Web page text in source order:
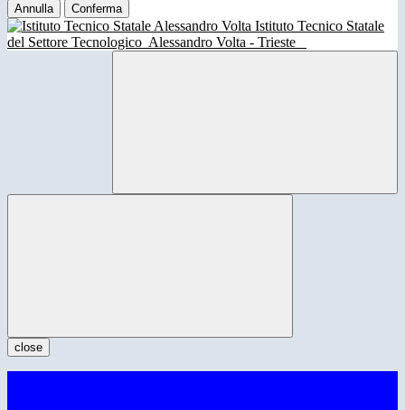
Annulla Conferma
Istituto Tecnico Statale
del Settore Tecnologico Alessandro Volta - Trieste
close